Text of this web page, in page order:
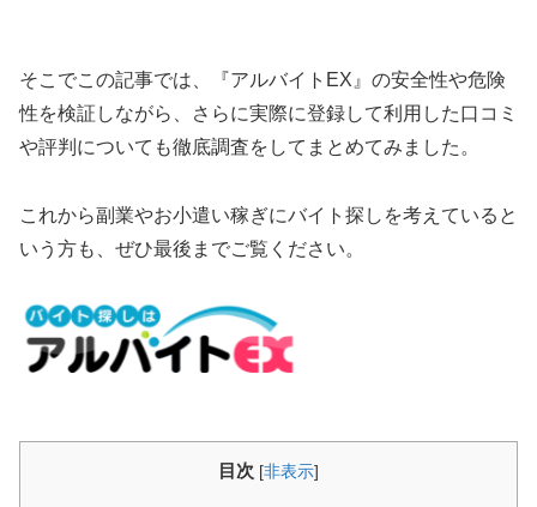
そこでこの記事では、『アルバイトEX』の安全性や危険
性を検証しながら、さらに実際に登録して利用した口コミ
や評判についても徹底調査をしてまとめてみました。
これから副業やお小遣い稼ぎにバイト探しを考えていると
いう方も、ぜひ最後までご覧ください。
目次 [非表示]